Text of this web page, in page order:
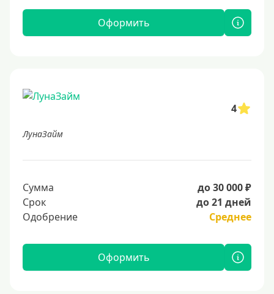
Оформить
4
ЛунаЗайм
Сумма
до 30 000 ₽
Срок
до 21 дней
Одобрение
Среднее
Оформить